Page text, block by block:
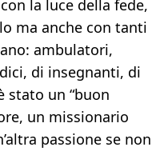
la luce della fede,
ma anche con tanti
ambulatori,
di insegnanti, di
stato un “buon
un missionario
passione se non